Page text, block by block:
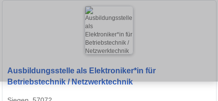
Ausbildungsstelle als Elektroniker*in für
Betriebstechnik / Netzwerktechnik